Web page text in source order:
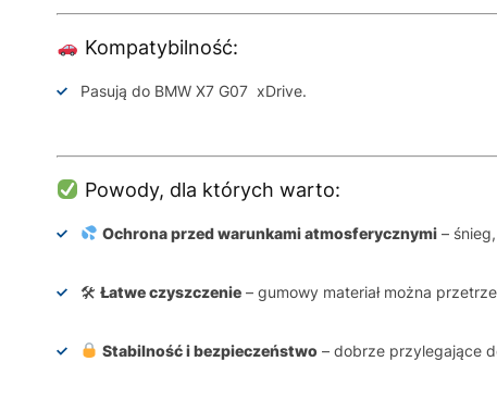
Kompatybilność:
Pasują do BMW X7 G07 xDrive.
Powody, dla których warto:
Ochrona przed warunkami atmosferycznymi–
🛠 Łatwe czyszczenie – gumowy materiał można
Stabilność i bezpieczeństwo– dobrze przylegające